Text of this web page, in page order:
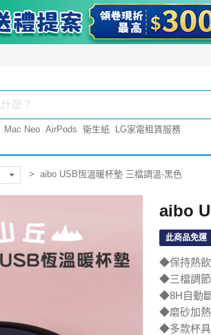
Mac Neo AirPods 衛生紙 LG家電租賃服務
aibo USB恆溫暖杯墊 三檔調溫-黑色
aibo
此商品免運
◆保持熱飲
◆三檔調節
◆8H自動
◆磨砂加熱
◆多款杯具